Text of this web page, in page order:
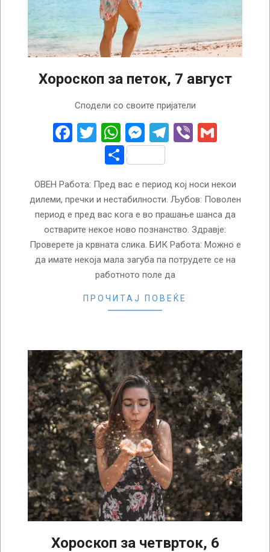
Хороскоп за петок, 7 август
Сподели со своите пријатели
Facebook
Twitter
WhatsApp
Messenger
Telegram
Viber
Share
ОВЕН Работа: Пред вас е период кој носи некои
дилеми, пречки и нестабилности. Љубов: Поволен
период е пред вас кога е во прашање шанса да
остварите некое ново познанство. Здравје:
Проверете ја крвната слика. БИК Работа: Можно е
да имате некоја мала загуба па потрудете се на
работното поле да
ПРОЧИТАЈ ПОВЕЌЕ
Хороскоп за четврток, 6